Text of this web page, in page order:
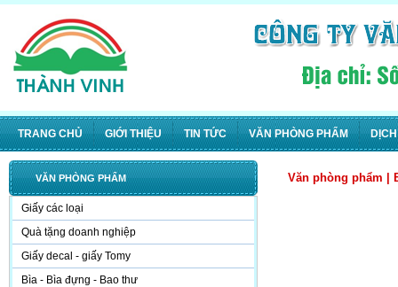
TRANG CHỦ GIỚI THIỆU TIN TỨC VĂN PHÒNG PHẨM
VĂN PHÒNG PHẨM
Giấy các loại
Quà tặng doanh nghiệp
Giấy decal - giấy Tomy
Bìa - Bìa đựng - Bao thư
Văn phòng phẩm